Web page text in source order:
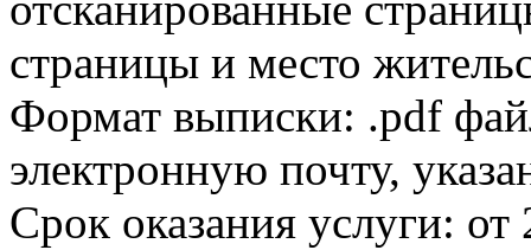
страницы и место
Формат выписки: .pdf
электронную почту,
Срок оказания услуги: от